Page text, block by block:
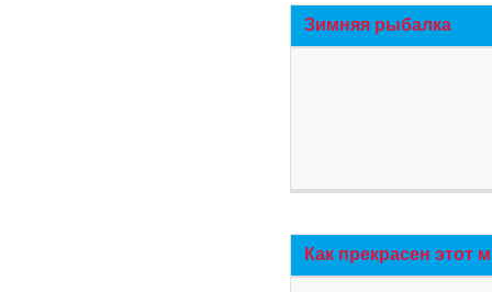
Зимняя рыбалка
Как прекрасен этот